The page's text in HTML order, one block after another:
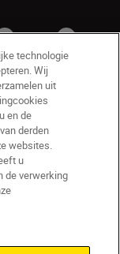
technologie
Wij
uit
en de
derden
websites.
u
de verwerking